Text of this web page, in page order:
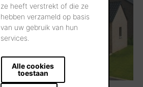
ze heeft verstrekt of die ze
hebben verzameld op basis
van uw gebruik van hun
services.
Alle cookies
toestaan